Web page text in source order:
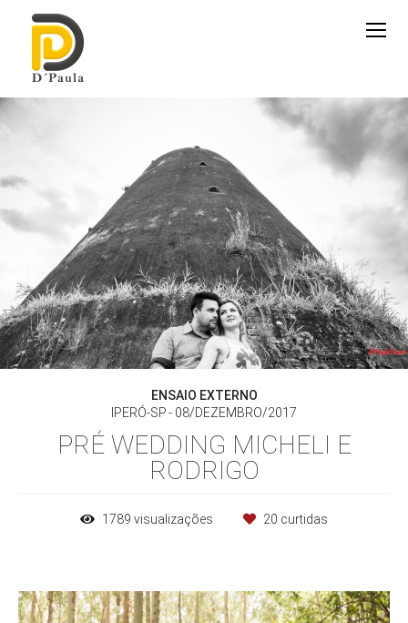
ENSAIO EXTERNO
IPERÓ-SP
08/DEZEMBRO/2017
PRÉ WEDDING MICHELI E
RODRIGO
1789 visualizações 20 curtidas